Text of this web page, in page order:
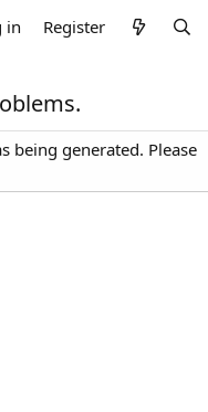
in Register
being generated. Please